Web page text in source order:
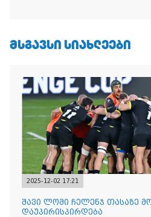
ᲛᲡᲒᲐᲕᲡᲘ ᲡᲘᲐᲮᲚᲔᲔᲑᲘ
2025-12-02 17:21
შავი ლომი ჩელენჯ თასაზე
დაუპირისპირდება